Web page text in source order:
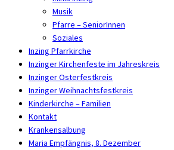
Musik
Pfarre – SeniorInnen
Soziales
Inzing Pfarrkirche
Inzinger Kirchenfeste im Jahreskreis
Inzinger Osterfestkreis
Inzinger Weihnachtsfestkreis
Kinderkirche – Familien
Kontakt
Krankensalbung
Maria Empfängnis, 8. Dezember